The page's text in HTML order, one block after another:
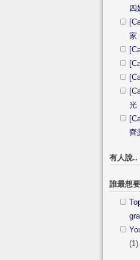
四
家
光
齊
有人說..
誰最想
(1)